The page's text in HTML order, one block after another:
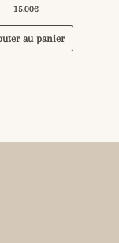
15.00€
au panier